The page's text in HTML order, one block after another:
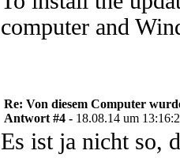
computer and
Re: Von diesem Computer
Antwort #4 - 18.08.14 um
Es ist ja nicht so,